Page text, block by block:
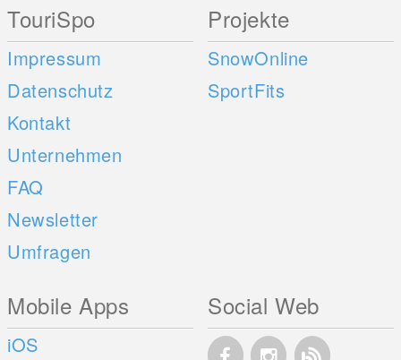
TouriSpo
Impressum
Datenschutz
Kontakt
Unternehmen
FAQ
Newsletter
Umfragen
Projekte
SnowOnline
SportFits
Mobile Apps
iOS
Social Web